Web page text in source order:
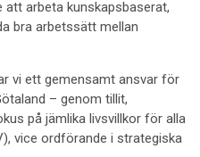
arbeta kunskapsbaserat,
bra arbetssätt mellan
vi ett gemensamt ansvar för
– genom tillit,
på jämlika livsvillkor för alla
vice ordförande i strategiska